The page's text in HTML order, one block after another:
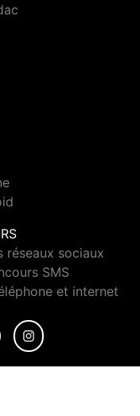
réseaux sociaux
SMS
et internet